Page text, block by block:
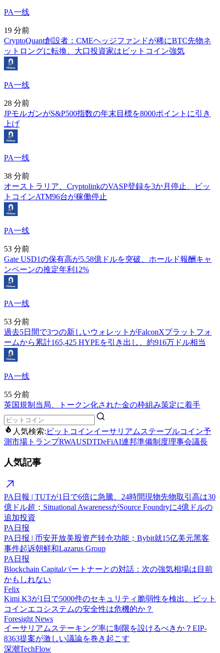
PA一线
19 分前
CryptoQuant創設者：CMEヘッジファンドが稀にBTC先物ネ
ットロングに転換、大口投資家はビットコイン強気
PA一线
28 分前
JPモルガンがS&P500指数の年末目標を8000ポイントに引き
上げ
PA一线
38 分前
オーストラリア、CryptolinkのVASP登録を3か月停止、ビッ
トコインATM96台が稼働停止
PA一线
53 分前
Gate USD1の保有高が5.58億ドルを突破、ホールド報酬キャ
ンペーンの推定年利12%
PA一线
53 分前
過去5日間で3つの新しいウォレットがFalconXプラットフォ
ームから累計165,425 HYPEを引き出し、約916万ドル相当
PA一线
55 分前
英国規制当局、トークン化された金の枠組み策定に着手
人気検索: ビットコインイーサリアム ステーブルコイン予
測市場 トランプRWAUSDTDeFiAI連邦準備制度理事会議長
人気記事
PA日報 | TUTが1日で6倍に急騰、24時間現物先物取引高は30
億ドル超；Situational AwarenessがSource Foundryに4億ドルの
追加投資
PA日报
PA日报 | 币安开放美股资产转仓功能；Bybit就15亿美元黑客
事件起诉朝鲜和Lazarus Group
PA日报
Blockchain Capitalパートナーとの対話：次の強気相場は目前
かもしれない
Felix
Kimi K3が1日で5000件のセキュリティ脆弱性を検出、ビット
コインエコシステムの安全性は危機的か？
Foresight News
イーサリアムステーキング率に制限を設けるべきか？EIP-
8363提案が激しい議論を巻き起こす
深潮TechFlow